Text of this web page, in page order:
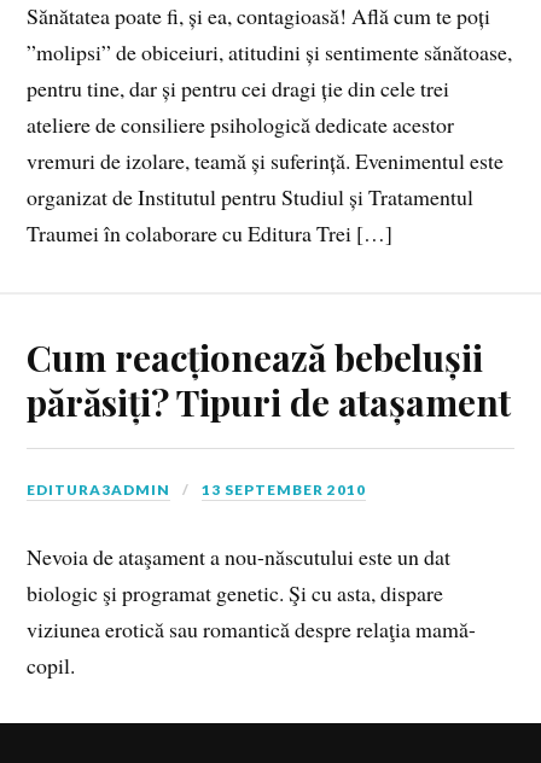
Sănătatea poate fi, și ea, contagioasă! Află cum te poți
”molipsi” de obiceiuri, atitudini și sentimente sănătoase,
pentru tine, dar și pentru cei dragi ție din cele trei
ateliere de consiliere psihologică dedicate acestor
vremuri de izolare, teamă și suferință. Evenimentul este
organizat de Institutul pentru Studiul și Tratamentul
Traumei în colaborare cu Editura Trei […]
Cum reacționează bebelușii
părăsiți? Tipuri de atașament
EDITURA3ADMIN 13 SEPTEMBER 2010
Nevoia de ataşament a nou-născutului este un dat
biologic şi programat genetic. Şi cu asta, dispare
viziunea erotică sau romantică despre relaţia mamă-
copil.